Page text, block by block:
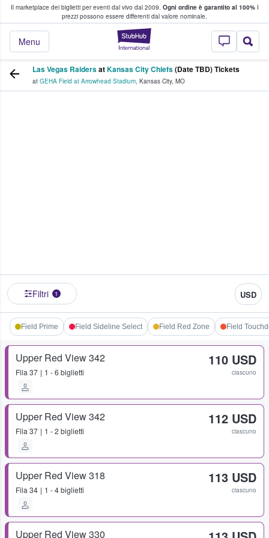
Il marketplace dei biglietti per eventi dal vivo dal 2009. Ogni ordine è garantito al 100%I
prezzi possono essere differenti dal valore nominale.
StubHub - Dove
Menu
fan comprano e vendono biglietti
Las Vegas RaidersatKansas City Chiefs(Date TBD) Tickets
at GEHA Field at Arrowhead Stadium, Kansas City, MO
Filtri 1 USD
Field Prime Field Sideline Select Field Red Zone Field
Upper Red View 342
Fila 37 1 - 6 biglietti
110 USD
ciascuno
Upper Red View 342
Fila 37 1 - 2 biglietti
112 USD
ciascuno
Upper Red View 318
Fila 34 1 - 4 biglietti
113 USD
ciascuno
Upper Red View 330